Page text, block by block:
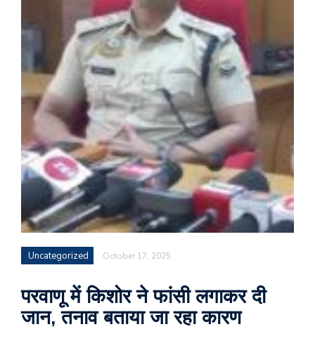
Uncategorized October 17, 2025
परवाणू में किशोर ने फांसी लगाकर दी
जान, तनाव बताया जा रहा कारण